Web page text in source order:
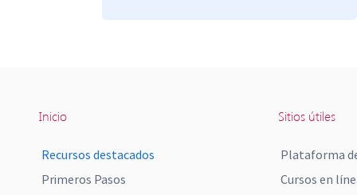
Inicio
Recursos destacados
Primeros Pasos
Sitios útiles
Plataforma
Cursos en